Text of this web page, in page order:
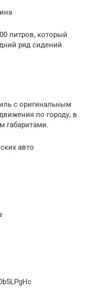
литров, который
ряд сидений
с оригинальным
по городу, в
габаритами.
авто